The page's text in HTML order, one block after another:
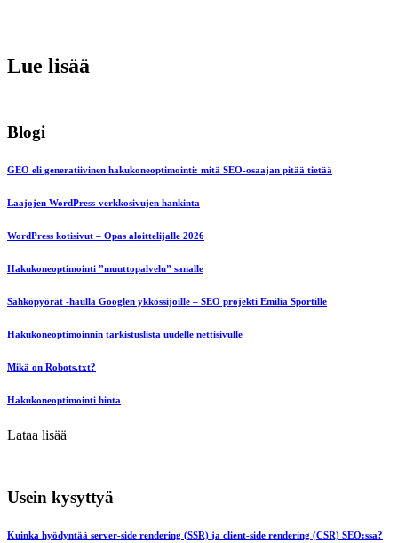
Lue lisää
Blogi
GEO eli generatiivinen hakukoneoptimointi: mitä SEO-osaajan pitää tietää
Laajojen WordPress-verkkosivujen hankinta
WordPress kotisivut – Opas aloittelijalle 2026
Hakukoneoptimointi ”muuttopalvelu” sanalle
Sähköpyörät -haulla Googlen ykkössijoille – SEO projekti Emilia Sportille
Hakukoneoptimoinnin tarkistuslista uudelle nettisivulle
Mikä on Robots.txt?
Hakukoneoptimointi hinta
Lataa lisää
Usein kysyttyä
Kuinka hyödyntää server-side rendering (SSR) ja client-side rendering (CSR) SEO:ssa?